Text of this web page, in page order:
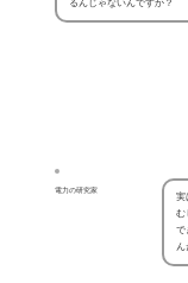
るんじゃないんですか？
電力の研究家
実
む
で
ん